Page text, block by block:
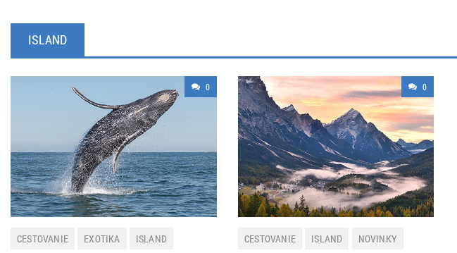
ISLAND
0
CESTOVANIE EXOTIKA
ISLAND
0
CESTOVANIE ISLAND
NOVINKY